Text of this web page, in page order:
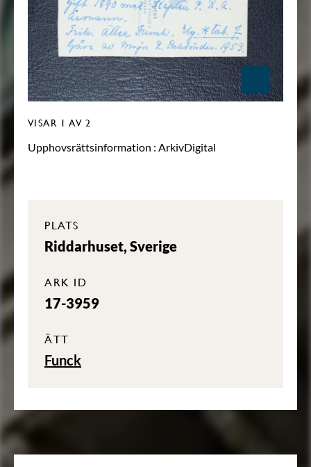
VISAR 1 AV 2
Upphovsrättsinformation : ArkivDigital
PLATS
Riddarhuset, Sverige
ARK ID
17-3959
ÄTT
Funck